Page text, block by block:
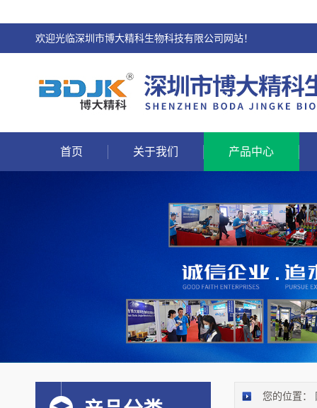
欢迎光临深圳市博大精科生物科技有限公司网站！
首页 关于我们 产品中心
您的位置：